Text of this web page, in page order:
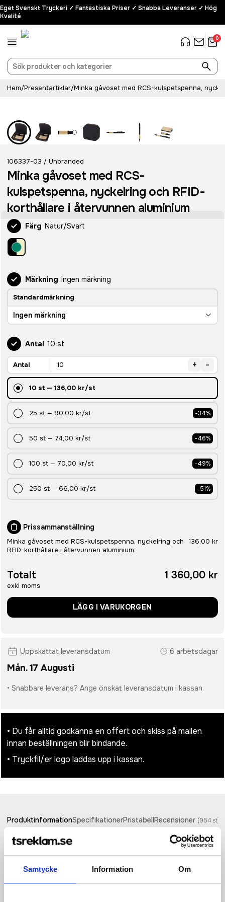
Samtycke Information Om
Eget Svenskt Tryckeri ✓ Fantastiska Priser ✓ Snabba Leveranser ✓ Hög
Kvalité
0
Hem/Presentartiklar/Minka gåvoset med RCS-kulspetspenna,
106337-03 / Unbranded
Minka gåvoset med RCS-
kulspetspenna, nyckelring och RFID-
korthållare i återvunnen aluminium
Färg Natur/Svart
Märkning Ingen märkning
Standardmärkning
Ingen märkning
Antal 10 st
Antal + -
10 st— 136,00 kr/st
25 st — 90,00 kr/st -34%
50 st — 74,00 kr/st -46%
100 st — 70,00 kr/st -49%
250 st — 66,00 kr/st -51%
Prissammanställning
Minka gåvoset med RCS-kulspetspenna, nyckelring och
RFID-korthållare i återvunnen aluminium
136,00 kr
Totalt
exkl moms
1 360,00 kr
LÄGG I VARUKORGEN
Uppskattat leveransdatum 6 arbetsdagar
Mån. 17 Augusti
• Snabbare leverans? Ange önskat leveransdatum i kassan.
• Du får alltid godkänna en offert och skiss på mailen
innan beställningen blir bindande.
• Tryckfil/er logo laddas upp i kassan.
ProduktinformationSpecifikationerPristabellRecensioner (954 st)
Gåvosetet Minka innehåller en kulspetspenna tillverkad av
RCS-certifierad återvunnen aluminium med ett snyggt
bambugrepp och stylusspets, en nyckelring i aluminium (5,5 ×